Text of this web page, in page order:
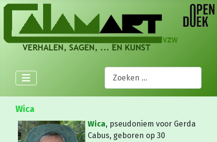
Zoeken
Wica
Wica, pseudoniem voor Gerda
Cabus, geboren op 30